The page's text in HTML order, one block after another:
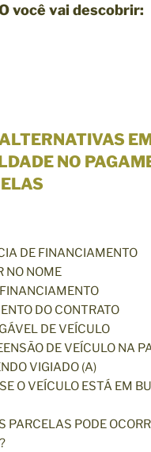
você vai descobrir:
NO
DE FINANCIAMENTO
NO NOME
DO CONTRATO
DE VEÍCULO
DE VEÍCULO NA
VIGIADO (A)
O VEÍCULO ESTÁ EM
PARCELAS PODE